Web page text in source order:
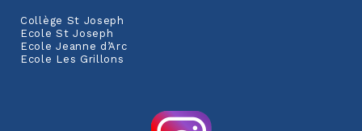
Collège St Joseph
Ecole St Joseph
Ecole Jeanne d’Arc
Ecole Les Grillons